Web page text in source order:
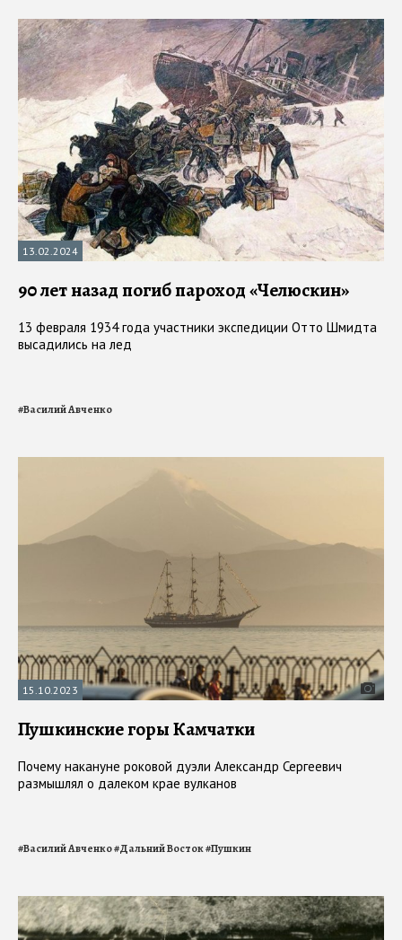
13.02.2024
90 лет назад погиб пароход «Челюскин»
13 февраля 1934 года участники экспедиции Отто Шмидта
высадились на лед
#Василий Авченко
15.10.2023
Пушкинские горы Камчатки
Почему накануне роковой дуэли Александр Сергеевич
размышлял о далеком крае вулканов
#Василий Авченко#Дальний Восток#Пушкин